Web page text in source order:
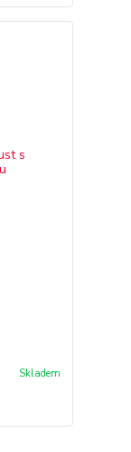
Skladem